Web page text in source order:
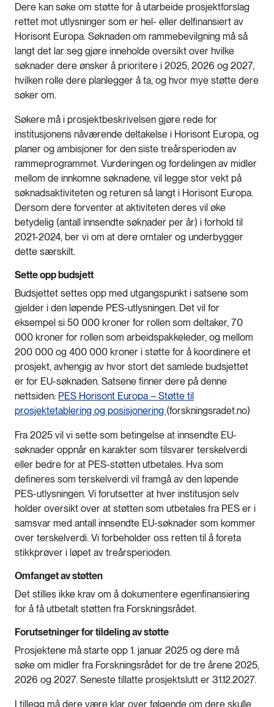
Dere kan søke om støtte for å utarbeide prosjektforslag
rettet mot utlysninger som er hel- eller delfinansiert av
Horisont Europa. Søknaden om rammebevilgning må så
langt det lar seg gjøre inneholde oversikt over hvilke
søknader dere ønsker å prioritere i 2025, 2026 og 2027,
hvilken rolle dere planlegger å ta, og hvor mye støtte dere
søker om.
Søkere må i prosjektbeskrivelsen gjøre rede for
institusjonens nåværende deltakelse i Horisont Europa, og
planer og ambisjoner for den siste treårsperioden av
rammeprogrammet. Vurderingen og fordelingen av midler
mellom de innkomne søknadene, vil legge stor vekt på
søknadsaktiviteten og returen så langt i Horisont Europa.
Dersom dere forventer at aktiviteten deres vil øke
betydelig (antall innsendte søknader per år) i forhold til
2021-2024, ber vi om at dere omtaler og underbygger
dette særskilt.
Sette opp budsjett
Budsjettet settes opp med utgangspunkt i satsene som
gjelder i den løpende PES-utlysningen. Det vil for
eksempel si 50 000 kroner for rollen som deltaker, 70
000 kroner for rollen som arbeidspakkeleder, og mellom
200 000 og 400 000 kroner i støtte for å koordinere et
prosjekt, avhengig av hvor stort det samlede budsjettet
er for EU-søknaden. Satsene finner dere på denne
nettsiden: PES Horisont Europa – Støtte til
prosjektetablering og posisjonering (forskningsradet.no)
Fra 2025 vil vi sette som betingelse at innsendte EU-
søknader oppnår en karakter som tilsvarer terskelverdi
eller bedre for at PES-støtten utbetales. Hva som
defineres som terskelverdi vil framgå av den løpende
PES-utlysningen. Vi forutsetter at hver institusjon selv
holder oversikt over at støtten som utbetales fra PES er i
samsvar med antall innsendte EU-søknader som kommer
over terskelverdi. Vi forbeholder oss retten til å foreta
stikkprøver i løpet av treårsperioden.
Omfanget av støtten
Det stilles ikke krav om å dokumentere egenfinansiering
for å få utbetalt støtten fra Forskningsrådet.
Forutsetninger for tildeling av støtte
Prosjektene må starte opp 1. januar 2025 og dere må
søke om midler fra Forskningsrådet for de tre årene 2025,
2026 og 2027. Seneste tillatte prosjektslutt er 31.12.2027.
I tillegg må dere være klar over følgende om dere skulle